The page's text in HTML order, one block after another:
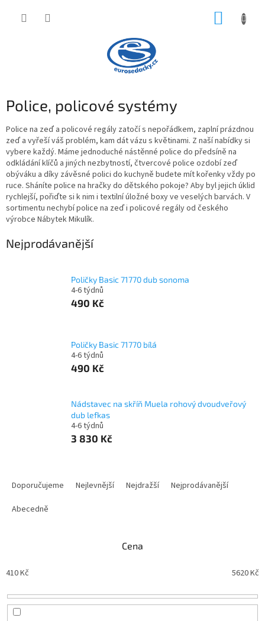
Police, policové systémy
Police na zeď a policové regály zatočí s nepořádkem, zaplní prázdnou
zeď a vyřeší váš problém, kam dát vázu s květinami. Z naší nabídky si
vybere každý. Máme jednoduché nástěnné police do předsíně na
odkládání klíčů a jiných nezbytností, čtvercové police ozdobí zeď
obýváku a díky závěsné polici do kuchyně budete mít kořenky vždy po
ruce. Sháníte police na hračky do dětského pokoje? Aby byl jejich úklid
rychlejší, pořiďte si k nim i textilní úložné boxy ve veselých barvách. V
sortimentu nechybí police na zeď i policové regály od českého
výrobce Nábytek Mikulík.
Nejprodávanější
Poličky Basic 71770 dub sonoma
4-6 týdnů
490 Kč
Poličky Basic 71770 bílá
4-6 týdnů
490 Kč
Nádstavec na skříň Muela rohový dvoudveřový
dub lefkas
4-6 týdnů
3 830 Kč
o
u
Doporučujeme Nejlevnější Nejdražší
Nejprodávanější
Abecedně
Cena
410Kč 5620Kč